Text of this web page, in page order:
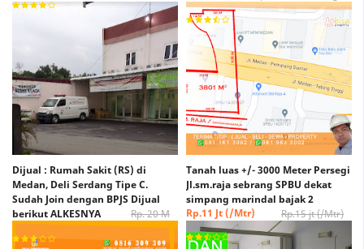
Rp. xxx /Meter Nego
Dijual : Rumah Sakit (RS) di
Medan, Deli Serdang Tipe C.
Sudah Join dengan BPJS Dijual
berikut ALKESNYA
Rp. 20 M
Rp. 15 M (Nego)
Tanah luas +/- 3000 Meter Persegi
Jl.sm.raja sebrang SPBU dekat
simpang marindal bajak 2
Rp.15 jt (/Mtr)
Rp.11 Jt (/Mtr)
(Nego)